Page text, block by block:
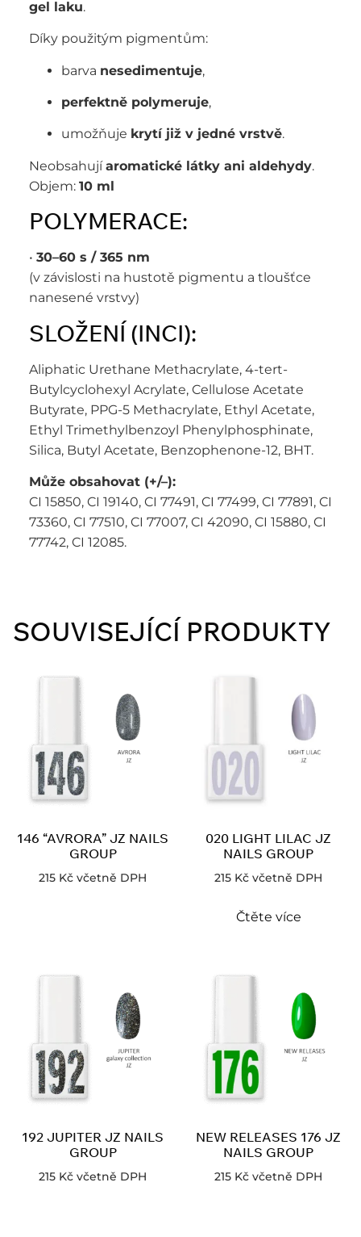
gel laku.
Díky použitým pigmentům:
barva nesedimentuje,
perfektně polymeruje,
umožňuje krytí již v jedné vrstvě.
Neobsahujíaromatické látky ani aldehydy.
Objem: 10 ml
POLYMERACE:
• 30–60 s / 365 nm
(v závislosti na hustotě pigmentu a tloušťce
nanesené vrstvy)
SLOŽENÍ (INCI):
Aliphatic Urethane Methacrylate, 4-tert-
Butylcyclohexyl Acrylate, Cellulose Acetate
Butyrate, PPG-5 Methacrylate, Ethyl Acetate,
Ethyl Trimethylbenzoyl Phenylphosphinate,
Silica, Butyl Acetate, Benzophenone-12, BHT.
Může obsahovat (+/–):
CI 15850, CI 19140, CI 77491, CI 77499, CI 77891, CI
73360, CI 77510, CI 77007, CI 42090, CI 15880, CI
77742, CI 12085.
SOUVISEJÍCÍ PRODUKTY
146 “AVRORA” JZ NAILS
GROUP
215 Kč včetně DPH
020 LIGHT LILAC JZ
NAILS GROUP
215 Kč včetně DPH
Čtěte více
192 JUPITER JZ NAILS
GROUP
215 Kč včetně DPH
NEW RELEASES 176 JZ
NAILS GROUP
215 Kč včetně DPH